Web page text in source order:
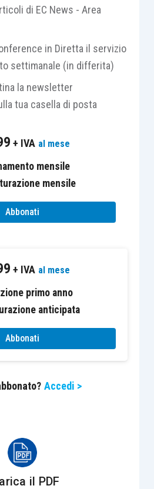
30.07.2009e08.06.2011
e lecomplicazioni connesse
di questa prima fase di
16 sono stati oggetto di
ha di recente fornito un
la disamina compiuta da
i
alla data della prima
16 possono essere trattati
alternativi
contratto, degli effetti che
ove fosse sempre stato
modificato”,
questo secondo approccio
di leasing
erano inquadrati come
di EC News - Area
in Diretta il servizio
settimanale (in differita)
la newsletter
tua casella di posta
+ IVA al mese
mensile
mensile
Abbonati
+ IVA al mese
primo anno
anticipata
Abbonati
Accedi >
il PDF